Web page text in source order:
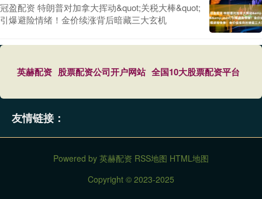
冠盈配资 特朗普对加拿大挥动&quot;关税大棒&quot;
引爆避险情绪！金价续涨背后暗藏三大玄机
英赫配资 股票配资公司开户网站 全国10大股票配资平台
友情链接：
Powered by 英赫配资 RSS地图 HTML地图
Copyright © 2023-2025